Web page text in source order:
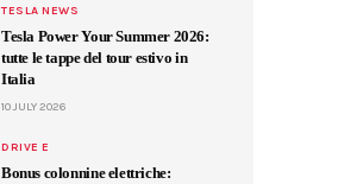
TESLA NEWS
Tesla Power Your Summer 2026:
tutte le tappe del tour estivo in
Italia
10 JULY 2026
DRIVE E
Bonus colonnine elettriche: